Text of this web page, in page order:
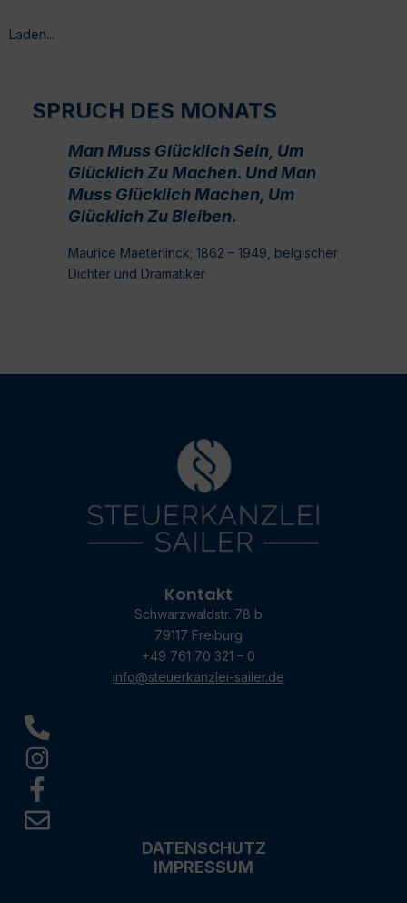
Laden...
SPRUCH DES MONATS
Man Muss Glücklich Sein, Um
Glücklich Zu Machen. Und Man
Muss Glücklich Machen, Um
Glücklich Zu Bleiben.
Maurice Maeterlinck; 1862 – 1949, belgischer
Dichter und Dramatiker
Kontakt
Schwarzwaldstr. 78 b
79117 Freiburg
+49 761 70 321 – 0
info@steuerkanzlei-sailer.de
DATENSCHUTZ
IMPRESSUM